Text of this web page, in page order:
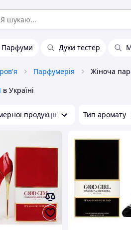
Парфуми Духи тестер
Парфумерія
в Україні
продукції Тип аромату